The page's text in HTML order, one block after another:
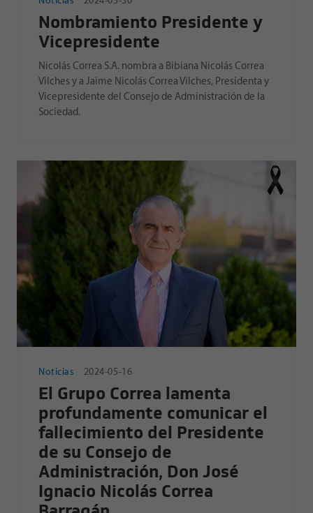
Nombramiento Presidente y
Vicepresidente
Nicolás Correa S.A. nombra a Bibiana Nicolás Correa
Vilches y a Jaime Nicolás Correa Vilches, Presidenta y
Vicepresidente del Consejo de Administración de la
Sociedad.
Noticias 2024-05-16
El Grupo Correa lamenta
profundamente comunicar el
fallecimiento del Presidente
de su Consejo de
Administración, Don José
Ignacio Nicolás Correa